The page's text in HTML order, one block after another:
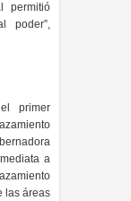
permitió
poder”,
primer
a
las áreas